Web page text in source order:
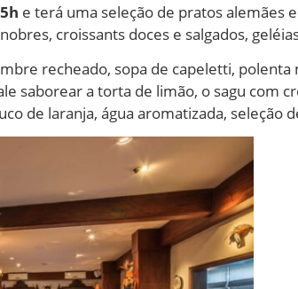
e terá uma seleção de pratos alemães
croissants doces e salgados,
recheado, sopa de capeletti,
saborear a torta de limão, o sagu com
de laranja, água aromatizada, seleção